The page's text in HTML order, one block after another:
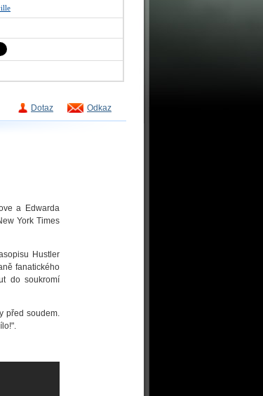
Dotaz Odkaz
a Edwarda
York Times
Hustler
fanatického
do soukromí
před soudem.